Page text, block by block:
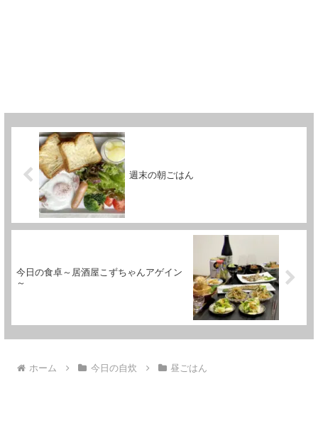
週末の朝ごはん
今日の食卓～居酒屋こずちゃんアゲイン
～
ホーム 今日の自炊 昼ごはん